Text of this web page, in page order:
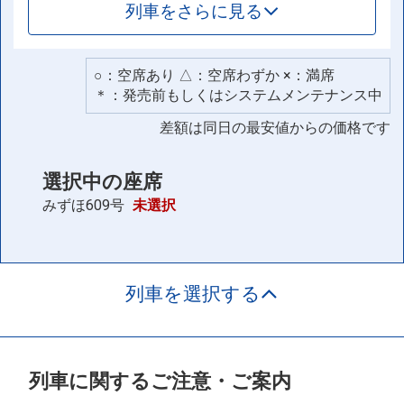
列車をさらに見る
○：空席あり △：空席わずか ×：満席
＊：発売前もしくはシステムメンテナンス中
差額は同日の最安値からの価格です
選択中の座席
みずほ609号 未選択
列車を選択する
列車に関するご注意・ご案内